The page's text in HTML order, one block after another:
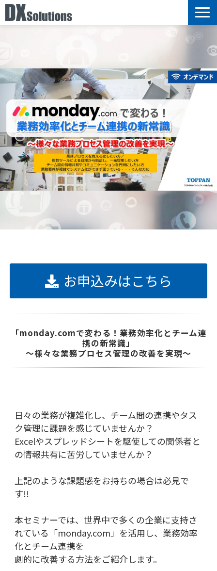
導入事例
ブログ
お知らせ
お申込みはこちら
「monday.comで変わる！業務効率化とチーム連
携の新常識」
～様々な業務プロセス管理の改善を実現～
日々の業務が複雑化し、チーム間の連携やタス
ク管理に課題を感じていませんか？
Excelやスプレッドシートを駆使しての関係者と
の情報共有に苦労していませんか？
上記のような課題感をお持ちの場合は必見で
す!!
本セミナーでは、世界中で多くの企業に支持さ
れている「monday.com」を活用し、業務効率
化とチーム連携を
劇的に改善する方法をご紹介します。